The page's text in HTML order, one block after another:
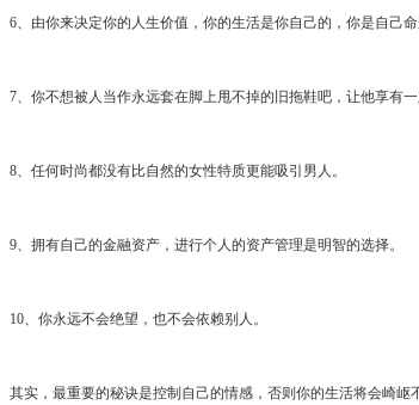
6、由你来决定你的人生价值，你的生活是你自己的，你是自己命
7、你不想被人当作永远套在脚上甩不掉的旧拖鞋吧，让他享有一
8、任何时尚都没有比自然的女性特质更能吸引男人。
9、拥有自己的金融资产，进行个人的资产管理是明智的选择。
10、你永远不会绝望，也不会依赖别人。
其实，最重要的秘诀是控制自己的情感，否则你的生活将会崎岖